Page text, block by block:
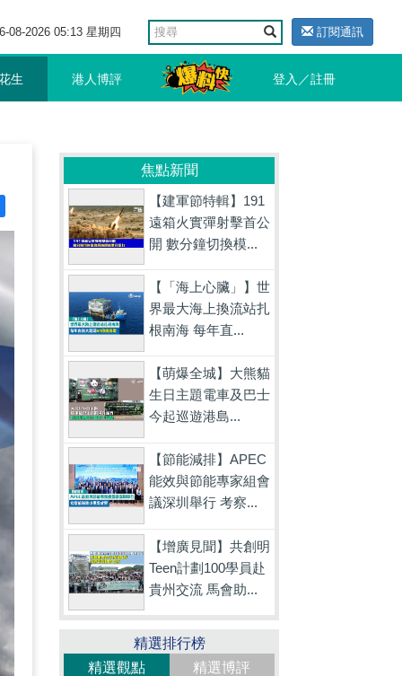
08-2026 05:13 星期四 訂閱通訊
生 港人博評 登入／註冊
焦點新聞
【建軍節特輯】191
遠箱火實彈射擊首公
開 數分鐘切換模...
【「海上心臟」】世
界最大海上換流站扎
根南海 每年直...
【萌爆全城】大熊貓
生日主題電車及巴士
今起巡遊港島...
【節能減排】APEC
能效與節能專家組會
議深圳舉行 考察...
【增廣見聞】共創明
Teen計劃100學員赴
貴州交流 馬會助...
精選排行榜
精選觀點
精選博評